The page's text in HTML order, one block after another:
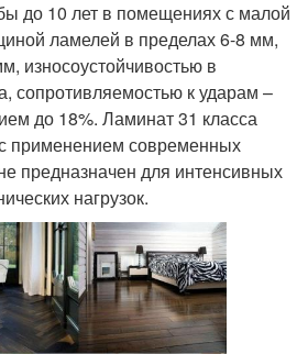
до 10 лет в помещениях с малой
ламелей в пределах 6-8 мм,
износоустойчивостью в
сопротивляемостью к ударам –
до 18%. Ламинат 31 класса
применением современных
предназначен для интенсивных
нагрузок.